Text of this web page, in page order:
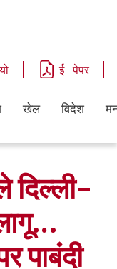
ई- पेपर
खेल विदेश
दिल्ली-
पाबंदी